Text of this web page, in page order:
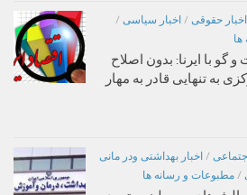
اخبار حقوقی / اخبار سیاسی /
با ایرنا: بدون اصلاح
به تنهایی قادر به مهار
/ اخبار بهداشتی ودر مانی
/ مطبوعات و رسانه ها